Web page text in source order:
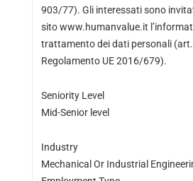
903/77). Gli interessati sono
sito www.humanvalue.it
trattamento dei dati personali (art.
Regolamento UE 2016/679).
Seniority Level
Mid-Senior level
Industry
Mechanical Or Industrial